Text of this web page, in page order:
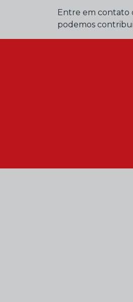
Entre em contato
podemos